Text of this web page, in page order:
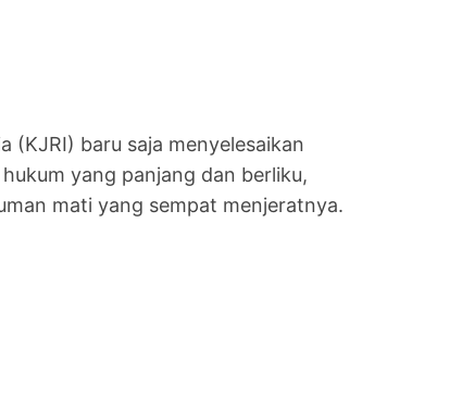
(KJRI) baru saja menyelesaikan
yang panjang dan berliku,
mati yang sempat menjeratnya.